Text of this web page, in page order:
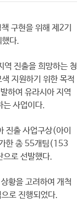
구현을 위해 제2기
했다.
역 진출을 희망하는 청
지원하기 위한 목적
하여 유라시아 지역
는 사업이다.
진출 사업구상(아이
한 총 55개팀(153
로 선발했다.
황을 고려하여 개척
로 진행되었다.